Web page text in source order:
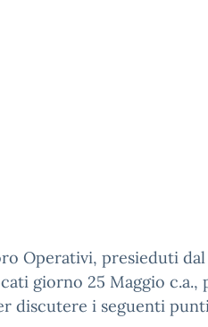
Operativi, presieduti dal
giorno 25 Maggio c.a.,
discutere i seguenti